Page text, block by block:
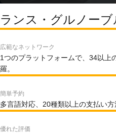
ランス・グルノー
広範なネットワーク
1つのプラットフォームで、34以上
羅。
簡単予約
多言語対応、20種類以上の支払い方
優れた評価